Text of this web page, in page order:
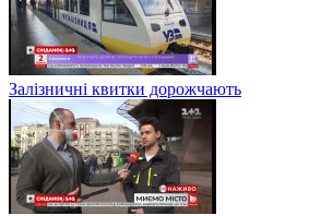
Залізничні квитки дорожчають